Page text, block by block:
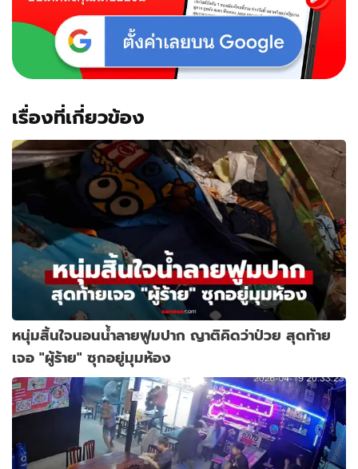
เรื่องที่เกี่ยวข้อง
หนุ่มสิ้นใจนอนน้ำลายฟูมปาก ญาติคิดว่าป่วย สุดท้าย
เจอ "ผู้ร้าย" ซุกอยู่มุมห้อง